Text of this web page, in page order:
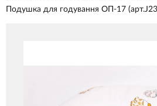
Подушка для годування ОП-17